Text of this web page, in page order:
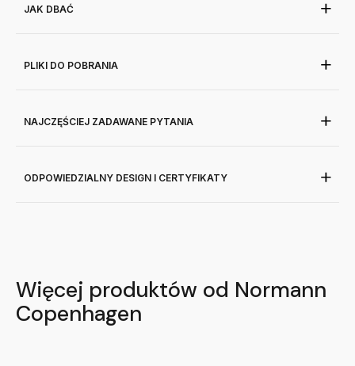
JAK DBAĆ
PLIKI DO POBRANIA
NAJCZĘŚCIEJ ZADAWANE PYTANIA
ODPOWIEDZIALNY DESIGN I CERTYFIKATY
Więcej produktów od Normann
Copenhagen